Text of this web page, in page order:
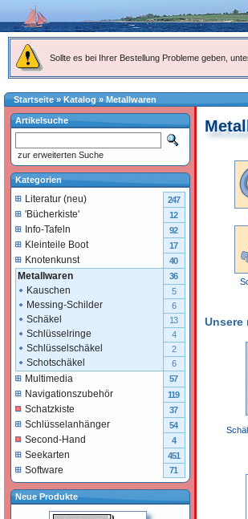
Sollte es bei Ihrer Bestellung Probleme geben,
Startseite»Katalog » Metallwaren
Unsere
Artikelsuche
zur erweiterten Suche
Kategorien
Literatur (neu) 247
'Bücherkiste' 12
Info-Tafeln 92
Kleinteile Boot 17
Knotenkunst 40
Metallwaren 36
Kauschen 5
Messing-Schilder 6
Schäkel 13
Schlüsselringe 4
Schlüsselschäkel 2
Schotschäkel 6
Multimedia 57
Navigationszubehör 119
Schatzkiste 37
Schlüsselanhänger 54
Second-Hand 4
Seekarten 451
Software 71
Neue Produkte